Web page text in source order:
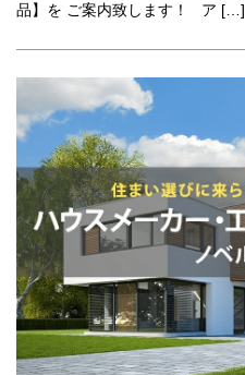
品】を ご案内致します！ ア […]